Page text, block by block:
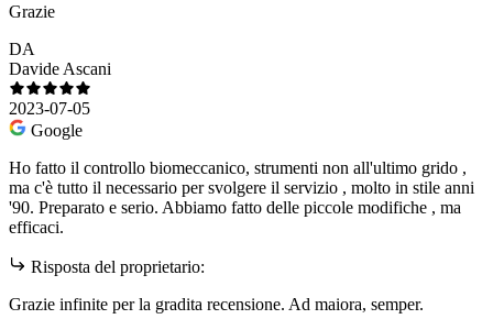
Grazie
DA
Davide Ascani
2023-07-05
Google
Ho fatto il controllo biomeccanico, strumenti non all'ultimo grido ,
ma c'è tutto il necessario per svolgere il servizio , molto in stile anni
'90. Preparato e serio. Abbiamo fatto delle piccole modifiche , ma
efficaci.
Risposta del proprietario:
Grazie infinite per la gradita recensione. Ad maiora, semper.